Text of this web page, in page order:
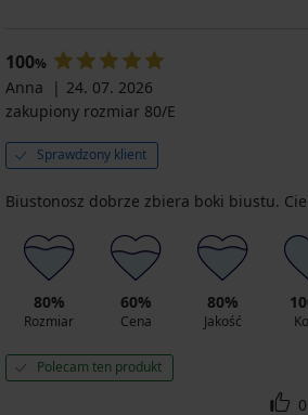
100%
Anna
24. 07. 2026
zakupiony rozmiar 80/E
Sprawdzony klient
Biustonosz dobrze zbiera boki biustu.
80%
Rozmiar
60%
Cena
80%
Jakość
Polecam ten produkt
0